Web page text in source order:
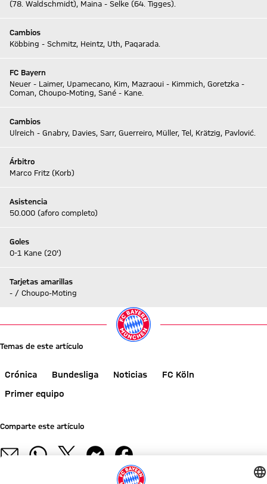
(78. Waldschmidt), Maina - Selke (64. Tigges).
Cambios
Köbbing - Schmitz, Heintz, Uth, Paqarada.
FC Bayern
Neuer - Laimer, Upamecano, Kim, Mazraoui - Kimmich, Goretzka -
Coman, Choupo-Moting, Sané - Kane.
Cambios
Ulreich - Gnabry, Davies, Sarr, Guerreiro, Müller, Tel, Krätzig, Pavlović.
Árbitro
Marco Fritz (Korb)
Asistencia
50.000 (aforo completo)
Goles
0-1 Kane (20')
Tarjetas amarillas
- / Choupo-Moting
Temas de este artículo
Crónica Bundesliga Noticias
FC Köln
Primer equipo
Comparte este artículo
NOTICIAS RELACIONADAS